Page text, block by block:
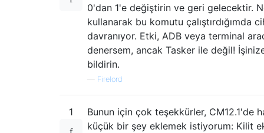
0'dan 1'e değiştirin ve geri gelecektir.
kullanarak bu komutu çalıştırdığımda
davranıyor. Etki, ADB veya terminal
denersem, ancak Tasker ile değil!
bildirin.
— Firelord
1
Bunun için çok teşekkürler, CM12.1'de
küçük bir şey eklemek istiyorum: Kilit